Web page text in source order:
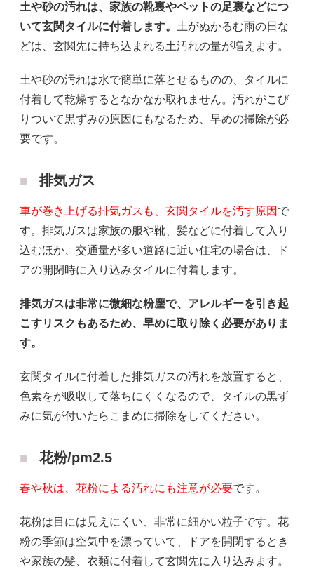
土や砂の汚れは、家族の靴裏やペットの足裏などにつ
いて玄関タイルに付着します。 土がぬかるむ雨の日な
どは、玄関先に持ち込まれる土汚れの量が増えます。
土や砂の汚れは水で簡単に落とせるものの、タイルに
付着して乾燥するとなかなか取れません。汚れがこび
りついて黒ずみの原因にもなるため、早めの掃除が必
要です。
排気ガス
車が巻き上げる排気ガスも、玄関タイルを汚す原因 で
す。排気ガスは家族の服や靴、髪などに付着して入り
込むほか、交通量が多い道路に近い住宅の場合は、ド
アの開閉時に入り込みタイルに付着します。
排気ガスは非常に微細な粉塵で、アレルギーを引き起
こすリスクもあるため、早めに取り除く必要がありま
す。
玄関タイルに付着した排気ガスの汚れを放置すると、
色素をが吸収して落ちにくくなるので、タイルの黒ず
みに気が付いたらこまめに掃除をしてください。
花粉/pm2.5
春や秋は、花粉による汚れにも注意が必要です。
花粉は目には見えにくい、非常に細かい粒子です。花
粉の季節は空気中を漂っていて、ドアを開閉するとき
や家族の髪、衣類に付着して玄関先に入り込みます。